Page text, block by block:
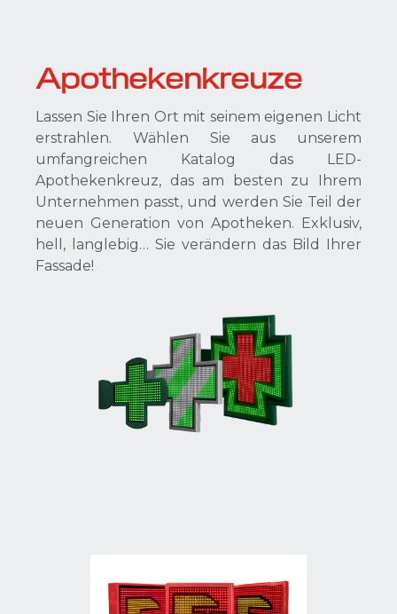
Apothekenkreuze
Lassen Sie Ihren Ort mit seinem eigenen Licht
erstrahlen. Wählen Sie aus unserem
umfangreichen Katalog das LED-
Apothekenkreuz, das am besten zu Ihrem
Unternehmen passt, und werden Sie Teil der
neuen Generation von Apotheken. Exklusiv,
hell, langlebig… Sie verändern das Bild Ihrer
Fassade!